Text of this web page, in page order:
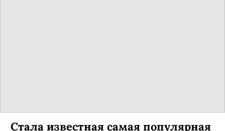
Стала известная самая популярная